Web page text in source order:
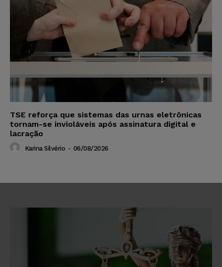
TSE reforça que sistemas das urnas eletrônicas
tornam-se invioláveis após assinatura digital e
lacração
Karina Silvério - 06/08/2026